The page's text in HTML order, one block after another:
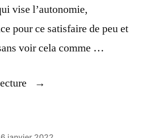
vise l’autonomie,
pour ce satisfaire de peu et
voir cela comme …
« Augmentation